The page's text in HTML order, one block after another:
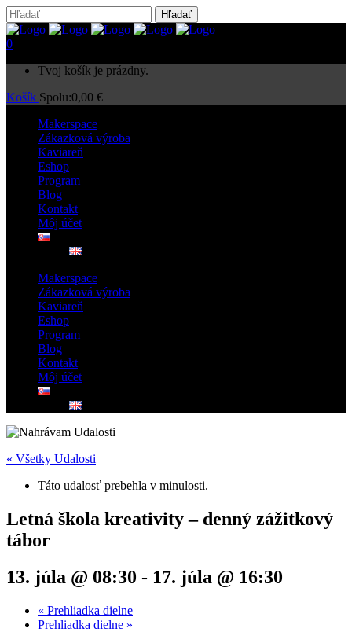
0
Tvoj košík je prázdny.
Košík Spolu:0,00 €
Makerspace
Zákazková výroba
Kaviareň
Eshop
Program
Blog
Kontakt
Môj účet
Makerspace
Zákazková výroba
Kaviareň
Eshop
Program
Blog
Kontakt
Môj účet
« Všetky Udalosti
Táto udalosť prebehla v minulosti.
Letná škola kreativity – denný zážitkový
tábor
13. júla @ 08:30 - 17. júla @ 16:30
« Prehliadka dielne
Prehliadka dielne »